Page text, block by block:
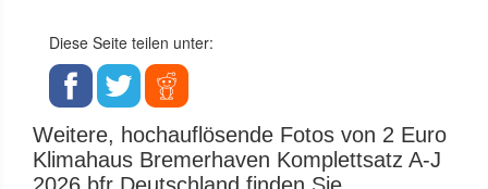
Diese Seite teilen unter:
Weitere, hochauflösende Fotos von 2 Euro
Klimahaus Bremerhaven Komplettsatz A-J